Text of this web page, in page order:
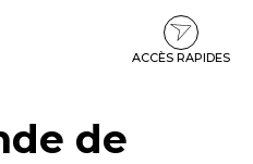
ACCÈS RAPIDES
de